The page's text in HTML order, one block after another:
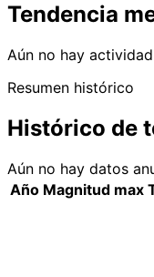
Tendencia
Aún no hay
Resumen histórico
Histórico de
Aún no hay datos
Año Magnitud max